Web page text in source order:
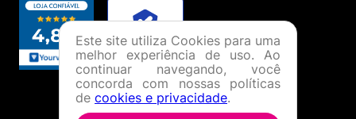
Este site utiliza Cookies para uma
melhor experiência de uso. Ao
continuar navegando, você
concorda com nossas políticas
de cookies e privacidade.